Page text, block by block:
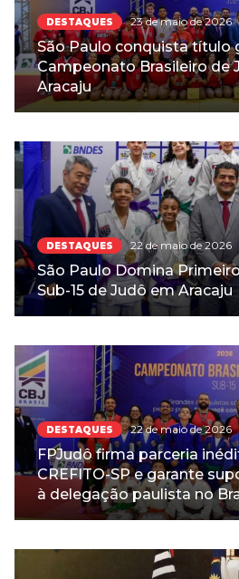
DESTAQUES 23 de maio de 2026
São Paulo conquista título
Campeonato Brasileiro de
Aracaju
DESTAQUES 22 de maio de 2026
São Paulo Domina
Sub-15 de Judô em Aracaju
DESTAQUES 22 de maio de 2026
FPJudô firma parceria
CREFITO-SP e garante
à delegação paulista no